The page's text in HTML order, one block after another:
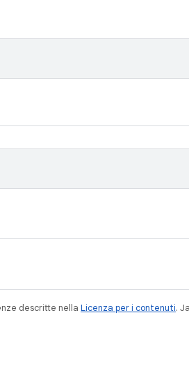
descritte nella Licenza per i contenuti.